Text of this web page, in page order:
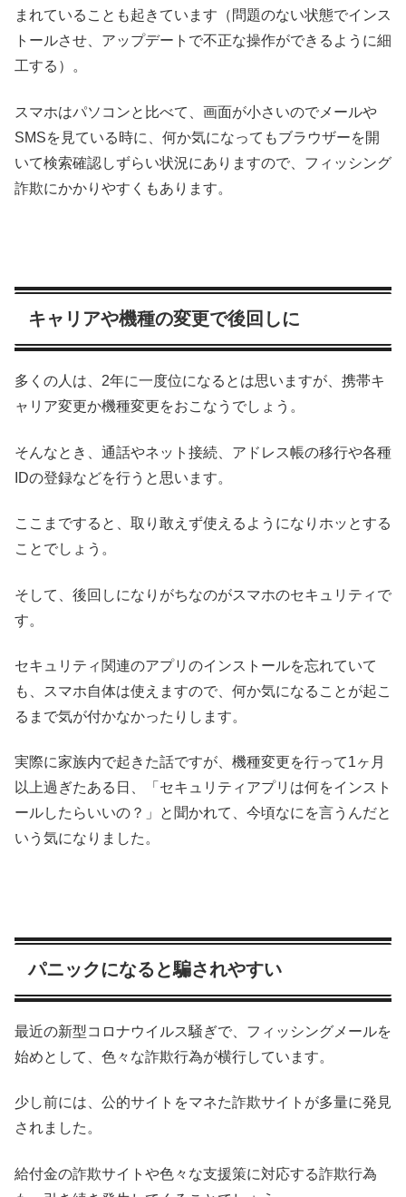
まれていることも起きています（問題のない状態でインス
トールさせ、アップデートで不正な操作ができるように細
工する）。
スマホはパソコンと比べて、画面が小さいのでメールや
SMSを見ている時に、何か気になってもブラウザーを開
いて検索確認しずらい状況にありますので、フィッシング
詐欺にかかりやすくもあります。
キャリアや機種の変更で後回しに
多くの人は、2年に一度位になるとは思いますが、携帯キ
ャリア変更か機種変更をおこなうでしょう。
そんなとき、通話やネット接続、アドレス帳の移行や各種
IDの登録などを行うと思います。
ここまですると、取り敢えず使えるようになりホッとする
ことでしょう。
そして、後回しになりがちなのがスマホのセキュリティで
す。
セキュリティ関連のアプリのインストールを忘れていて
も、スマホ自体は使えますので、何か気になることが起こ
るまで気が付かなかったりします。
実際に家族内で起きた話ですが、機種変更を行って1ヶ月
以上過ぎたある日、「セキュリティアプリは何をインスト
ールしたらいいの？」と聞かれて、今頃なにを言うんだと
いう気になりました。
パニックになると騙されやすい
最近の新型コロナウイルス騒ぎで、フィッシングメールを
始めとして、色々な詐欺行為が横行しています。
少し前には、公的サイトをマネた詐欺サイトが多量に発見
されました。
給付金の詐欺サイトや色々な支援策に対応する詐欺行為